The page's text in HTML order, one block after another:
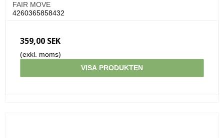
FAIR MOVE
4260365858432
359,00 SEK
(exkl. moms)
VISA PRODUKTEN